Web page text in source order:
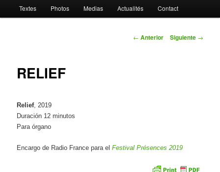
Textes Photos Medias Actualités Contact
Navegación
← Anterior Siguiente →
RELIEF
Relief, 2019
Duración 12 minutos
Para órgano
Encargo de Radio France para elFestival Présences 2019